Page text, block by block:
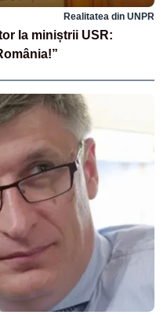
Realitatea din UNPR
la miniștrii USR: